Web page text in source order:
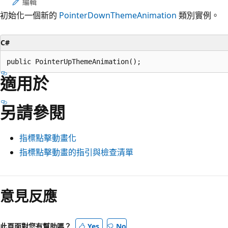
初始化一個新的 PointerDownThemeAnimation 類別實例。
C#
public PointerUpThemeAnimation();
適用於
另請參閱
指標點擊動畫化
指標點擊動畫的指引與檢查清單
意見反應
此頁面對您有幫助嗎？